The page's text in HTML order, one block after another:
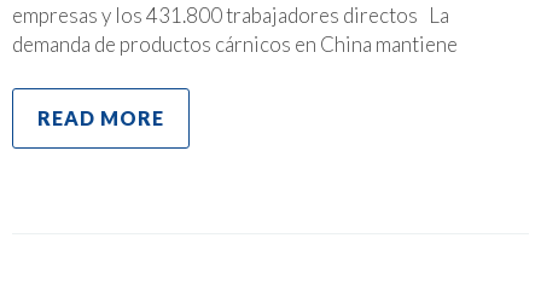
empresas y los 431.800 trabajadores directos La
demanda de productos cárnicos en China mantiene
READ MORE